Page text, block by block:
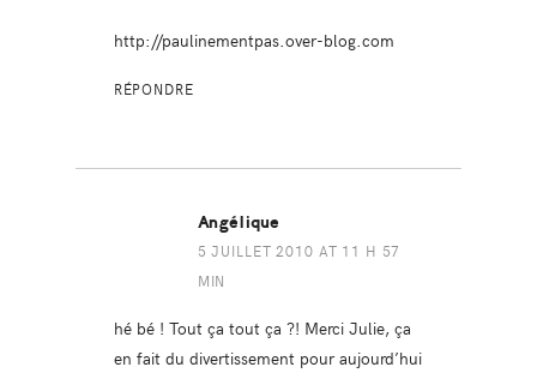
http://paulinementpas.over-blog.com
RÉPONDRE
Angélique
5 JUILLET 2010 AT 11 H 57
MIN
hé bé ! Tout ça tout ça ?! Merci Julie, ça
en fait du divertissement pour aujourd’hui